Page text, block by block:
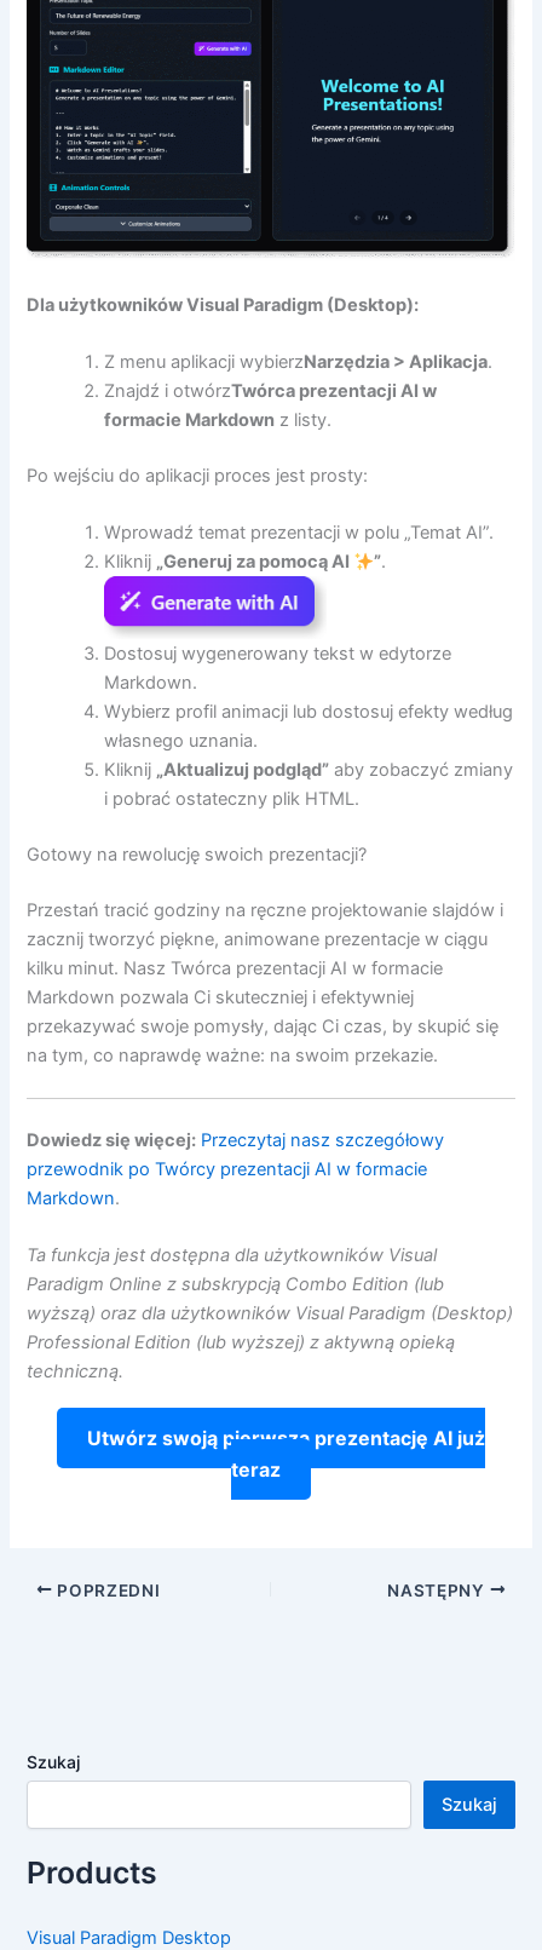
Dla użytkowników Visual Paradigm (Desktop):
Z menu aplikacji wybierzNarzędzia > Aplikacja.
Znajdź i otwórzTwórca prezentacji AI w
formacie Markdown z listy.
Po wejściu do aplikacji proces jest prosty:
Wprowadź temat prezentacji w polu „Temat AI”.
Kliknij „Generuj za pomocą AI ”.
Dostosuj wygenerowany tekst w edytorze
Markdown.
Wybierz profil animacji lub dostosuj efekty według
własnego uznania.
Kliknij „Aktualizuj podgląd” aby zobaczyć zmiany
i pobrać ostateczny plik HTML.
Gotowy na rewolucję swoich prezentacji?
Przestań tracić godziny na ręczne projektowanie slajdów i
zacznij tworzyć piękne, animowane prezentacje w ciągu
kilku minut. Nasz Twórca prezentacji AI w formacie
Markdown pozwala Ci skuteczniej i efektywniej
przekazywać swoje pomysły, dając Ci czas, by skupić się
na tym, co naprawdę ważne: na swoim przekazie.
Dowiedz się więcej: Przeczytaj nasz szczegółowy
przewodnik po Twórcy prezentacji AI w formacie
Markdown.
Ta funkcja jest dostępna dla użytkowników Visual
Paradigm Online z subskrypcją Combo Edition (lub
wyższą) oraz dla użytkowników Visual Paradigm (Desktop)
Professional Edition (lub wyższej) z aktywną opieką
techniczną.
Utwórz swoją pierwszą prezentację AI już
teraz
POPRZEDNI NASTĘPNY
Szukaj
Szukaj
Products
Visual Paradigm Desktop